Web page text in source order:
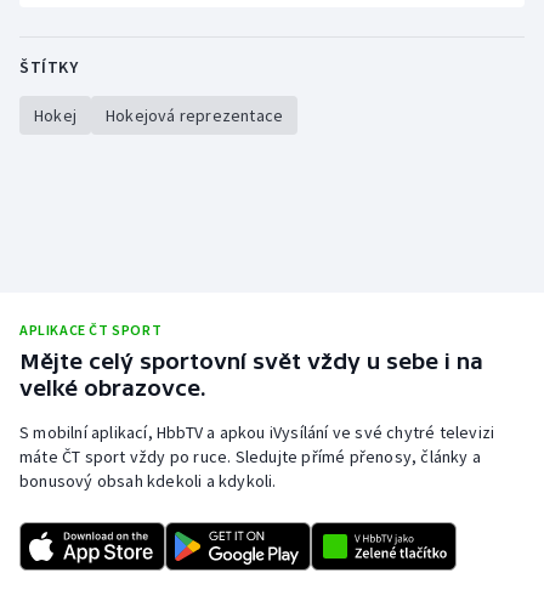
Vodní slalom
ŠTÍTKY
Hokej Hokejová reprezentace
APLIKACE ČT SPORT
Mějte celý sportovní svět vždy u sebe i na
velké obrazovce.
S mobilní aplikací, HbbTV a apkou iVysílání ve své chytré televizi
máte ČT sport vždy po ruce. Sledujte přímé přenosy, články a
bonusový obsah kdekoli a kdykoli.